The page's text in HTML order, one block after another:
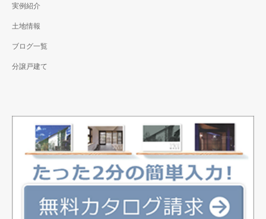
実例紹介
土地情報
ブログ一覧
分譲戸建て